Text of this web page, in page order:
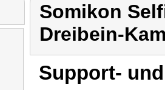
Somikon
Dreibein-
Support-